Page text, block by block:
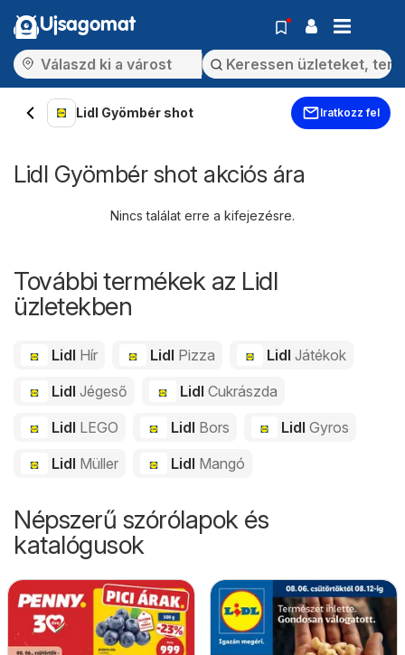
Ujsagomat
Lidl Gyömbér shot Iratkozz fel
Lidl Gyömbér shot akciós ára
Nincs találat erre a kifejezésre.
További termékek az Lidl
üzletekben
Lidl Hír Lidl Pizza LidlJátékok
Lidl Jégeső Lidl Cukrászda
Lidl LEGO Lidl Bors LidlGyros
Lidl Müller Lidl Mangó
Népszerű szórólapok és
katalógusok